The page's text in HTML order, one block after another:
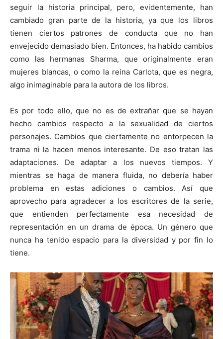
seguir la historia principal, pero, evidentemente, han
cambiado gran parte de la historia, ya que los libros
tienen ciertos patrones de conducta que no han
envejecido demasiado bien. Entonces, ha habido cambios
como las hermanas Sharma, que originalmente eran
mujeres blancas, o como la reina Carlota, que es negra,
algo inimaginable para la autora de los libros.
Es por todo ello, que no es de extrañar que se hayan
hecho cambios respecto a la sexualidad de ciertos
personajes. Cambios que ciertamente no entorpecen la
trama ni la hacen menos interesante. De eso tratan las
adaptaciones. De adaptar a los nuevos tiempos. Y
mientras se haga de manera fluida, no debería haber
problema en estas adiciones o cambios. Así que
aprovecho para agradecer a los escritores de la serie,
que entienden perfectamente esa necesidad de
representación en un drama de época. Un género que
nunca ha tenido espacio para la diversidad y por fin lo
tiene.